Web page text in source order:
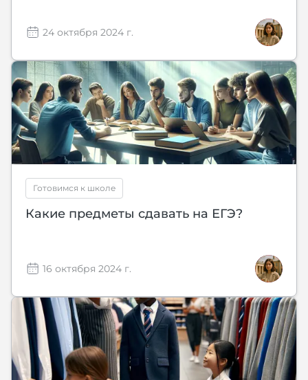
24 октября 2024 г.
Готовимся к школе
Какие предметы сдавать на ЕГЭ?
16 октября 2024 г.